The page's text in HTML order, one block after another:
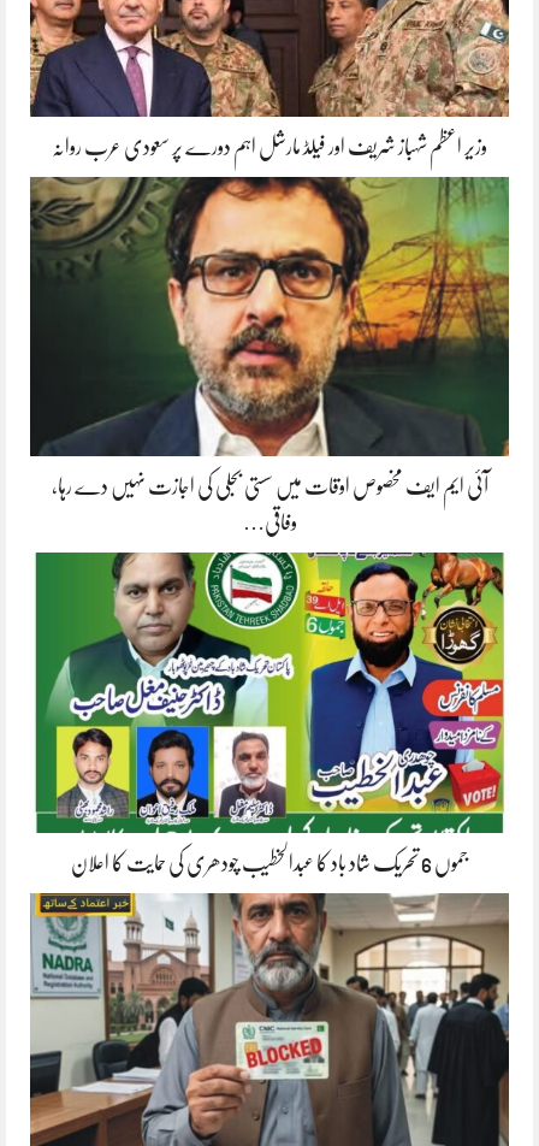
وزیر اعظم شہباز شریف اور فیلڈ مارشل اہم دورے پر سعودی عرب روانہ
آئی ایم ایف مخصوص اوقات میں سستی بجلی کی اجازت نہیں دے رہا،
وفاقی…
جموں 6 تحریک شاد باد کا عبدالخطیب چودھری کی حمایت کا اعلان